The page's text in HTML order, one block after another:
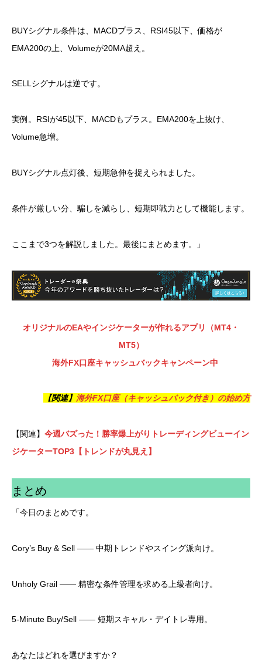
BUYシグナル条件は、MACDプラス、RSI45以下、価格が
EMA200の上、Volumeが20MA超え。
SELLシグナルは逆です。
実例。RSIが45以下、MACDもプラス。EMA200を上抜け、
Volume急増。
BUYシグナル点灯後、短期急伸を捉えられました。
条件が厳しい分、騙しを減らし、短期即戦力として機能します。
ここまで3つを解説しました。最後にまとめます。」
オリジナルのEAやインジケーターが作れるアプリ（MT4・
MT5）
海外FX口座キャッシュバックキャンペーン中
【関連】 海外FX口座（キャッシュバック付き）の始め方
【関連】 今週バズった！勝率爆上がりトレーディングビューイン
ジケーターTOP3【トレンドが丸見え】
まとめ
「今日のまとめです。
Cory’s Buy & Sell —— 中期トレンドやスイング派向け。
Unholy Grail —— 精密な条件管理を求める上級者向け。
5-Minute Buy/Sell —— 短期スキャル・デイトレ専用。
あなたはどれを選びますか？